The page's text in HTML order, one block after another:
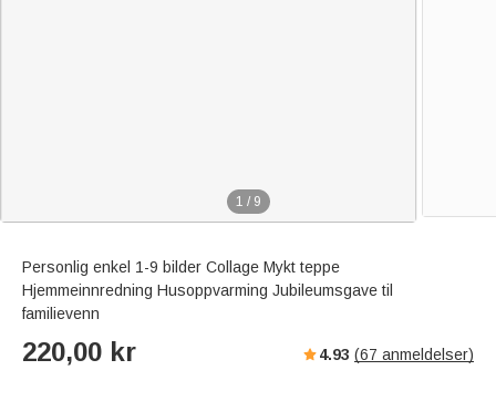
1 / 9
Personlig enkel 1-9 bilder Collage Mykt teppe
Hjemmeinnredning Husoppvarming Jubileumsgave til
familievenn
220,00 kr 4.93 (67 anmeldelser)